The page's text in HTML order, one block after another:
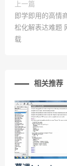
上一篇
即学即用的高情
松化解表达难题
载
相关推荐